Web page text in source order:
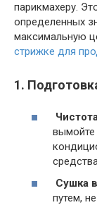
парикмахеру.
определенных
максимальную
стрижке для
1.
Сушка
путем,